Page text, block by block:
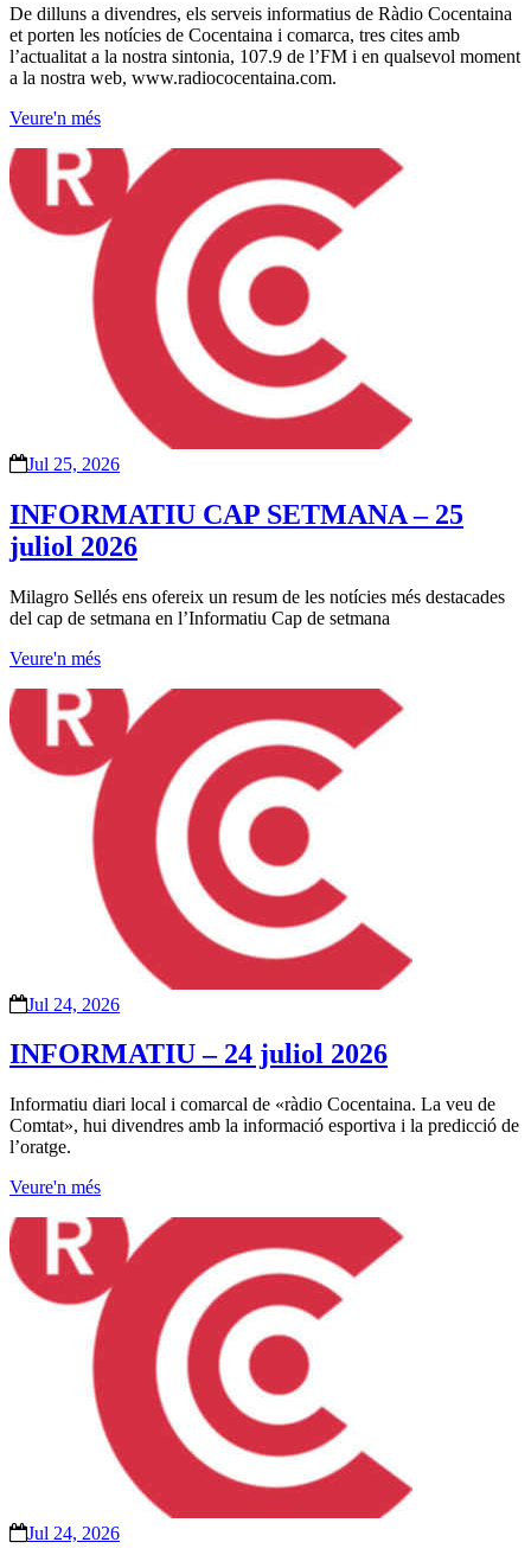
De dilluns a divendres, els serveis informatius de Ràdio Cocentaina
et porten les notícies de Cocentaina i comarca, tres cites amb
l’actualitat a la nostra sintonia, 107.9 de l’FM i en qualsevol moment
a la nostra web, www.radiococentaina.com.
Veure'n més
Jul 25, 2026
INFORMATIU CAP SETMANA – 25
juliol 2026
Milagro Sellés ens ofereix un resum de les notícies més destacades
del cap de setmana en l’Informatiu Cap de setmana
Veure'n més
Jul 24, 2026
INFORMATIU – 24 juliol 2026
Informatiu diari local i comarcal de «ràdio Cocentaina. La veu de
Comtat», hui divendres amb la informació esportiva i la predicció de
l’oratge.
Veure'n més
Jul 24, 2026